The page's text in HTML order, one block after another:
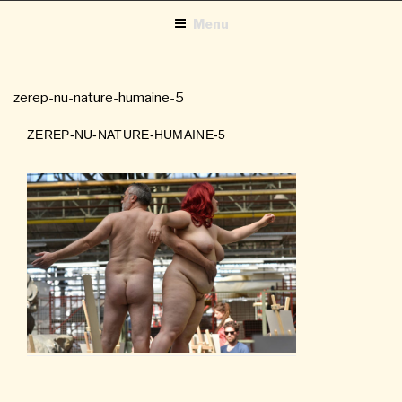
contenu
Menu
zerep-nu-nature-humaine-5
ZEREP-NU-NATURE-HUMAINE-5